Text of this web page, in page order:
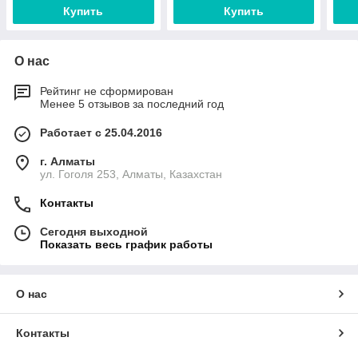
Купить Купить
О нас
Рейтинг не сформирован
Менее 5 отзывов за последний год
Работает с 25.04.2016
г. Алматы
ул. Гоголя 253, Алматы, Казахстан
Контакты
Сегодня выходной
Показать весь график работы
О нас
Контакты